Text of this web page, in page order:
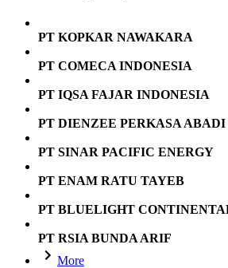
PT KOPKAR NAWAKARA
PT COMECA INDONESIA
PT IQSA FAJAR INDONESIA
PT DIENZEE PERKASA ABADI
PT SINAR PACIFIC ENERGY
PT ENAM RATU TAYEB
PT BLUELIGHT
PT RSIA BUNDA ARIF
More